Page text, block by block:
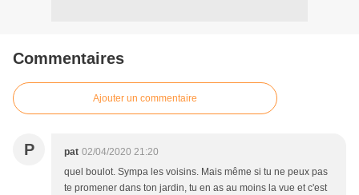
Commentaires
Ajouter un commentaire
P pat 02/04/2020 21:20
quel boulot. Sympa les voisins. Mais même si tu ne peux pas
te promener dans ton jardin, tu en as au moins la vue et c'est